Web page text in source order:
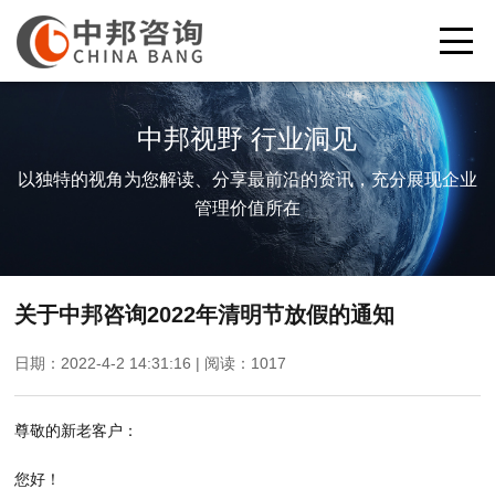
中邦视野 行业洞见
以独特的视角为您解读、分享最前沿的资讯，充分展现企业
管理价值所在
关于中邦咨询2022年清明节放假的通知
日期：2022-4-2 14:31:16 | 阅读： 1017
尊敬的新老客户：
您好！